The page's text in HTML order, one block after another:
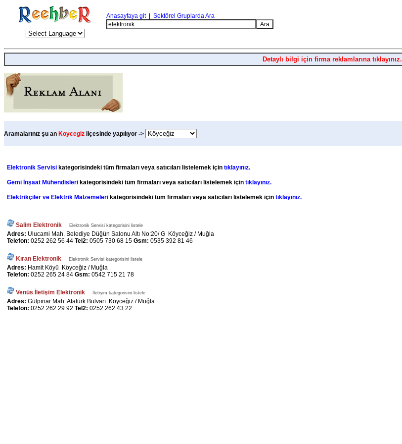
Anasayfaya git| Sektörel Gruplarda Ara
Detaylı bilgi için firma reklamlarına tıklayınız.
Aramalarınız şu an Koycegiz ilçesinde yapılıyor ->
Elektronik Servisi kategorisindeki tüm firmaları veya satıcıları listelemek için tıklayınız.
Gemi İnşaat Mühendisleri kategorisindeki tüm firmaları veya satıcıları listelemek için tıklayınız.
Elektrikçiler ve Elektrik Malzemeleri kategorisindeki tüm firmaları veya satıcıları listelemek için tıklayınız.
Salim Elektronik Elektronik Servisi kategorisini listele
Adres: Ulucami Mah. Belediye Düğün Salonu Altı No:20/ G Köyceğiz / Muğla
Telefon: 0252 262 56 44 Tel2: 0505 730 68 15 Gsm: 0535 392 81 46
Kıran Elektronik Elektronik Servisi kategorisini listele
Adres: Hamit Köyü Köyceğiz / Muğla
Telefon: 0252 265 24 84 Gsm: 0542 715 21 78
Venüs İletişim Elektronik İletişim kategorisini listele
Adres: Gülpınar Mah. Atatürk Bulvarı Köyceğiz / Muğla
Telefon: 0252 262 29 92 Tel2: 0252 262 43 22